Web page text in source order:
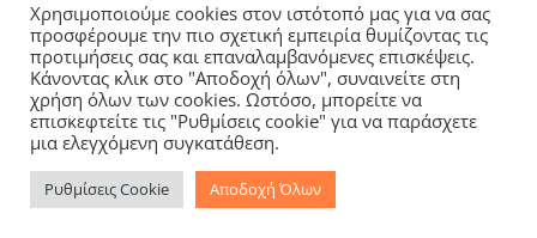
Copyright2026 Γενικό Νοσοκομείο Χαλκιδικής | All Rights Reserved |
Developed byiSmart
Χρησιμοποιούμε cookies στον ιστότοπό μας για να σας
προσφέρουμε την πιο σχετική εμπειρία θυμίζοντας τις
προτιμήσεις σας και επαναλαμβανόμενες επισκέψεις.
Κάνοντας κλικ στο "Αποδοχή όλων", συναινείτε στη
χρήση όλων των cookies. Ωστόσο, μπορείτε να
επισκεφτείτε τις "Ρυθμίσεις cookie" για να παράσχετε
μια ελεγχόμενη συγκατάθεση.
Ρυθμίσεις Cookie Αποδοχή Όλων